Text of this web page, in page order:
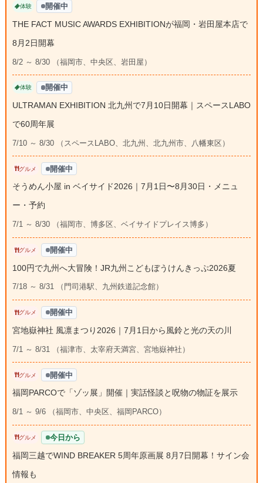
体験 開催中
THE FACT MUSIC AWARDS EXHIBITIONが福岡・岩田屋本店で
8月2日開幕
8/2 ～ 8/30 （福岡市、中央区、岩田屋）
体験 開催中
ULTRAMAN EXHIBITION 北九州で7月10日開幕｜スペースLABO
で60周年展
7/10 ～ 8/30 （スペースLABO、北九州、北九州市、八幡東区）
グルメ 開催中
そうめん小屋 in ベイサイド2026｜7月1日〜8月30日・メニュ
ー・予約
7/1 ～ 8/30 （福岡市、博多区、ベイサイドプレイス博多）
グルメ 開催中
100円で九州へ大冒険！JR九州こどもぼうけんきっぷ2026夏
7/18 ～ 8/31 （門司港駅、九州鉄道記念館）
グルメ 開催中
宮地嶽神社 風凛まつり2026｜7月1日から風鈴と光の天の川
7/1 ～ 8/31 （福津市、太宰府天満宮、宮地嶽神社）
グルメ 開催中
福岡PARCOで「ゾッ展」開催｜実話怪談と呪物の物証を展示
8/1 ～ 9/6 （福岡市、中央区、福岡PARCO）
グルメ 今日から
福岡三越でWIND BREAKER 5周年原画展 8月7日開幕！サイン会
情報も